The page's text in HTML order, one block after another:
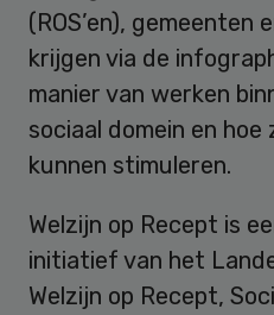
(ROS’en),
krijgen via de
manier van werken
sociaal domein en hoe
kunnen stimuleren.
Welzijn op Recept is
initiatief van het
Welzijn op Recept,